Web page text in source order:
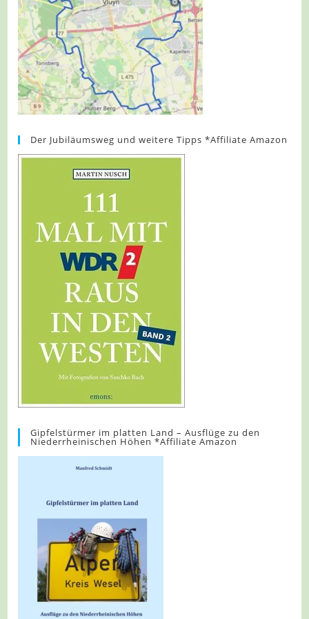
Der Jubiläumsweg und weitere Tipps *Affiliate Amazon
Gipfelstürmer im platten Land – Ausflüge zu den
Niederrheinischen Höhen *Affiliate Amazon